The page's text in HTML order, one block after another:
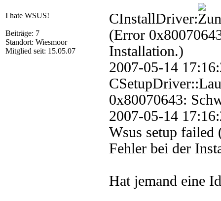
I hate WSUS!
Beiträge: 7
Standort: Wiesmoor
Mitglied seit: 15.05.07
CInstallDriver:
(Error
Installation.)
2007-05-14
0x80070643:
2007-05-14
Wsus setup failed
Fehler bei der
Hat jemand eine